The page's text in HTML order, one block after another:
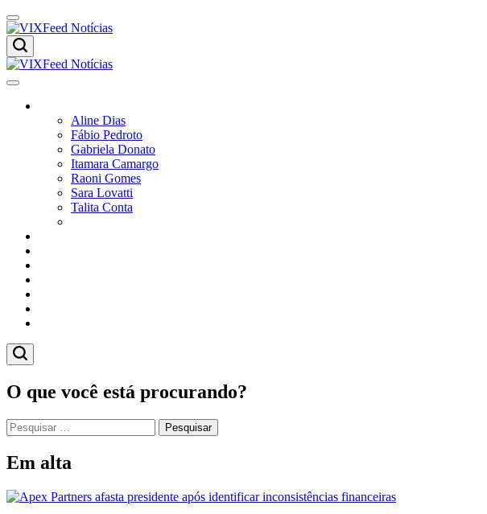
Skip
to
content
VIXFeed
Notícias
VIXFeed
NotíciasAline Dias
Fábio Pedroto
Gabriela Donato
Itamara Camargo
Raoni Gomes
Sara Lovatti
Talita Conta
O que você está procurando?
Pesquisar
por:
Em alta